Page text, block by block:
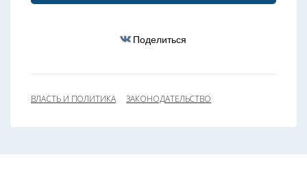
Поделиться
ВЛАСТЬ И ПОЛИТИКА ЗАКОНОДАТЕЛЬСТВО